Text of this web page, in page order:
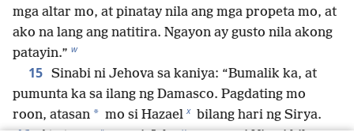
mga altar mo, at pinatay nila ang mga propeta mo, at
ako na lang ang natitira. Ngayon ay gusto nila akong
patayin.” w
15 Sinabi ni Jehova sa kaniya: “Bumalik ka, at
pumunta ka sa ilang ng Damasco. Pagdating mo
roon, atasan * mo si Hazael x bilang hari ng Sirya.
16 At atasan * mo si Jehu y na apo ni Nimsi bilang